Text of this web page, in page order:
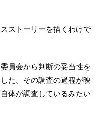
ストーリーを描くわけで
員会から判断の妥当性を
た。その調査の過程が映
体が調査しているみたい